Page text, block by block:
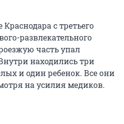
с третьего
развлекательного
часть упал
находились три
и один ребенок. Все они
на усилия медиков.